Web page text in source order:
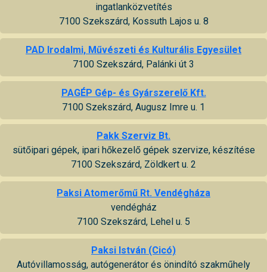
ingatlanközvetítés
7100 Szekszárd, Kossuth Lajos u. 8
PAD Irodalmi, Művészeti és Kulturális Egyesület
7100 Szekszárd, Palánki út 3
PAGÉP Gép- és Gyárszerelő Kft.
7100 Szekszárd, Augusz Imre u. 1
Pakk Szerviz Bt.
sütőipari gépek, ipari hőkezelő gépek szervize, készítése
7100 Szekszárd, Zöldkert u. 2
Paksi Atomerőmű Rt. Vendégháza
vendégház
7100 Szekszárd, Lehel u. 5
Paksi István (Cicó)
Autóvillamosság, autógenerátor és önindító szakműhely